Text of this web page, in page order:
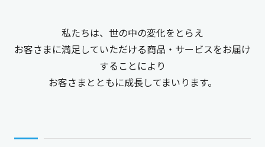
私たちは、世の中の変化をとらえ
お客さまに満足していただける商品・サービスをお届け
することにより
お客さまとともに成長してまいります。